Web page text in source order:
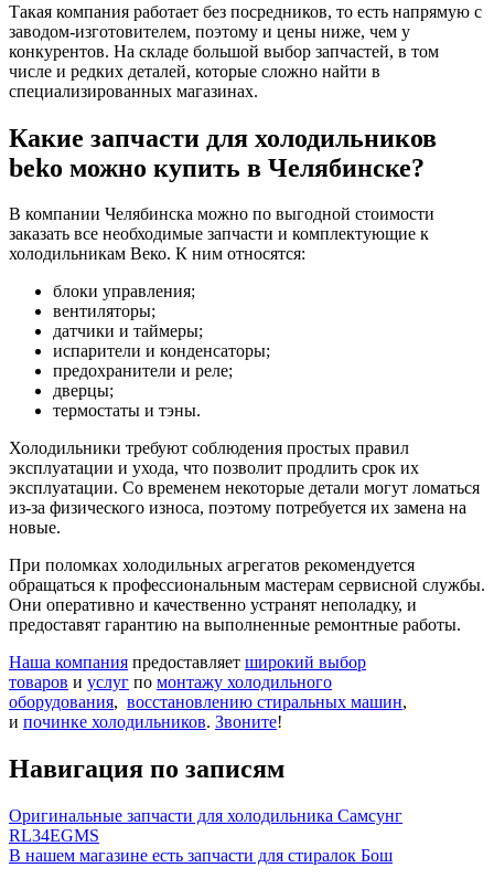
Такая компания работает без посредников, то есть напрямую с
заводом-изготовителем, поэтому и цены ниже, чем у
конкурентов. На складе большой выбор запчастей, в том
числе и редких деталей, которые сложно найти в
специализированных магазинах.
Какие запчасти для холодильников
beko можно купить в Челябинске?
В компании Челябинска можно по выгодной стоимости
заказать все необходимые запчасти и комплектующие к
холодильникам Веко. К ним относятся:
блоки управления;
вентиляторы;
датчики и таймеры;
испарители и конденсаторы;
предохранители и реле;
дверцы;
термостаты и тэны.
Холодильники требуют соблюдения простых правил
эксплуатации и ухода, что позволит продлить срок их
эксплуатации. Со временем некоторые детали могут ломаться
из-за физического износа, поэтому потребуется их замена на
новые.
При поломках холодильных агрегатов рекомендуется
обращаться к профессиональным мастерам сервисной службы.
Они оперативно и качественно устранят неполадку, и
предоставят гарантию на выполненные ремонтные работы.
Наша компания предоставляет широкий выбор
товаров и услуг по монтажу холодильного
оборудования, восстановлению стиральных машин,
и починке холодильников. Звоните!
Навигация по записям
Оригинальные запчасти для холодильника Самсунг
RL34EGMS
В нашем магазине есть запчасти для стиралок Бош